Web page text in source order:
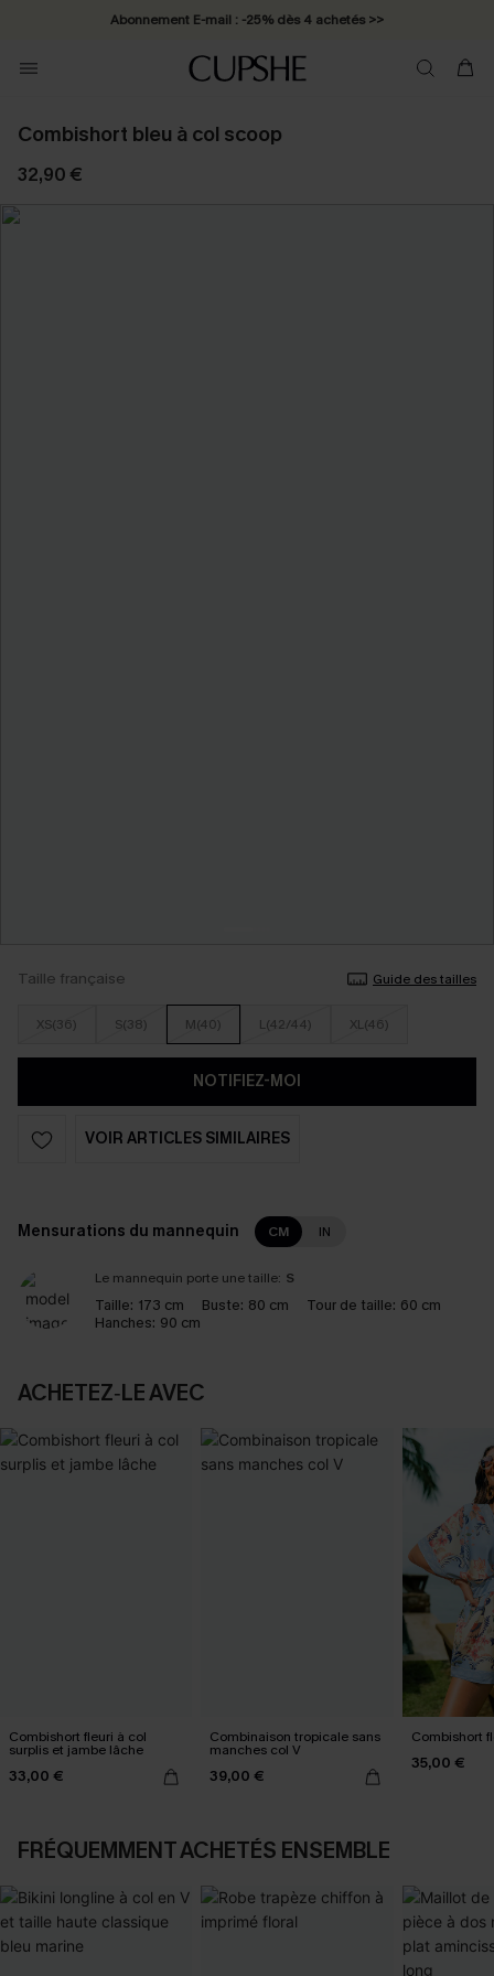
Abonnement E-mail : -25% dès 4 achetés >>
Combishort bleu à col scoop
32,90 €
Taille française Guide des tailles
XS(36) S(38) M(40) L(42/44) XL(46)
NOTIFIEZ-MOI
VOIR ARTICLES SIMILAIRES
Mensurations du mannequin CM IN
Le mannequin porte une taille: S
Taille: 173 cm Buste: 80 cm Tour de taille: 60 cm
Hanches: 90 cm
ACHETEZ‑LE AVEC
Combishort fleuri à col
surplis et jambe lâche
33,00 €
Combinaison tropicale sans
manches col V
39,00 €
Combishort
35,00 €
FRÉQUEMMENT ACHETÉS ENSEMBLE